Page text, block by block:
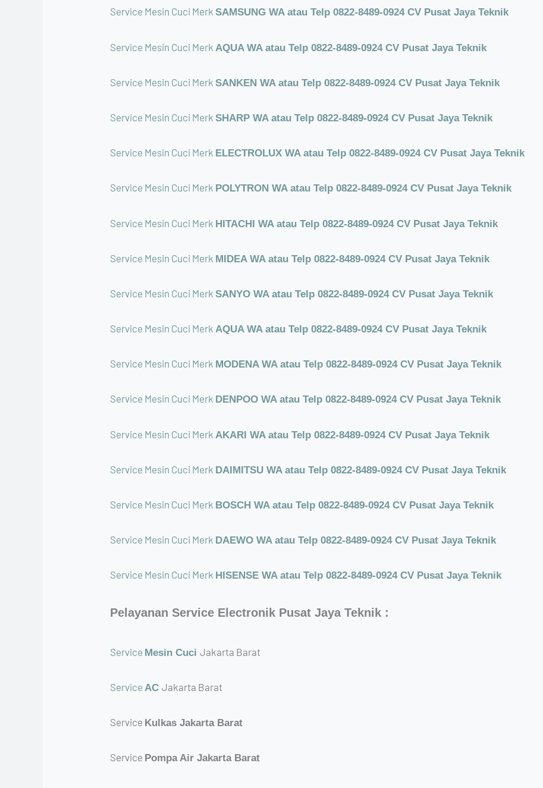
Service Mesin Cuci MerkSAMSUNG WA atau Telp 0822-8489-0924 CV Pusat Jaya Teknik
Service Mesin Cuci Merk AQUA WA atau Telp 0822-8489-0924 CV Pusat Jaya Teknik
Service Mesin Cuci MerkSANKEN WA atau Telp 0822-8489-0924 CV Pusat Jaya Teknik
Service Mesin Cuci MerkSHARP WA atau Telp 0822-8489-0924 CV Pusat Jaya Teknik
Service Mesin Cuci Merk ELECTROLUX WA atau Telp 0822-8489-0924 CV Pusat Jaya Teknik
Service Mesin Cuci Merk POLYTRON WA atau Telp 0822-8489-0924 CV Pusat Jaya Teknik
Service Mesin Cuci Merk HITACHI WA atau Telp 0822-8489-0924 CV Pusat Jaya Teknik
Service Mesin Cuci Merk MIDEA WA atau Telp 0822-8489-0924 CV Pusat Jaya Teknik
Service Mesin Cuci MerkSANYO WA atau Telp 0822-8489-0924 CV Pusat Jaya Teknik
Service Mesin Cuci Merk AQUA WA atau Telp 0822-8489-0924 CV Pusat Jaya Teknik
Service Mesin Cuci Merk MODENA WA atau Telp 0822-8489-0924 CV Pusat Jaya Teknik
Service Mesin Cuci Merk DENPOO WA atau Telp 0822-8489-0924 CV Pusat Jaya Teknik
Service Mesin Cuci Merk AKARI WA atau Telp 0822-8489-0924 CV Pusat Jaya Teknik
Service Mesin Cuci Merk DAIMITSU WA atau Telp 0822-8489-0924 CV Pusat Jaya Teknik
Service Mesin Cuci Merk BOSCH WA atau Telp 0822-8489-0924 CV Pusat Jaya Teknik
Service Mesin Cuci Merk DAEWO WA atau Telp 0822-8489-0924 CV Pusat Jaya Teknik
Service Mesin Cuci Merk HISENSE WA atau Telp 0822-8489-0924 CV Pusat Jaya Teknik
Pelayanan Service Electronik Pusat Jaya Teknik :
Service Mesin CuciJakarta Barat
Service ACJakarta Barat
Service Kulkas Jakarta Barat
Service Pompa Air Jakarta Barat